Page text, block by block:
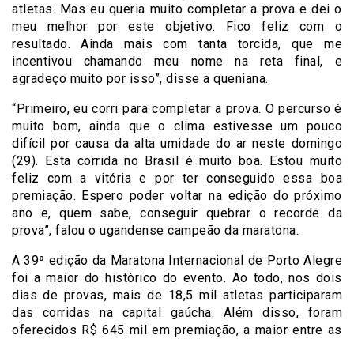
atletas. Mas eu queria muito completar a prova e dei o
meu melhor por este objetivo. Fico feliz com o
resultado. Ainda mais com tanta torcida, que me
incentivou chamando meu nome na reta final, e
agradeço muito por isso”, disse a queniana.
“Primeiro, eu corri para completar a prova. O percurso é
muito bom, ainda que o clima estivesse um pouco
difícil por causa da alta umidade do ar neste domingo
(29). Esta corrida no Brasil é muito boa. Estou muito
feliz com a vitória e por ter conseguido essa boa
premiação. Espero poder voltar na edição do próximo
ano e, quem sabe, conseguir quebrar o recorde da
prova”, falou o ugandense campeão da maratona.
A 39ª edição da Maratona Internacional de Porto Alegre
foi a maior do histórico do evento. Ao todo, nos dois
dias de provas, mais de 18,5 mil atletas participaram
das corridas na capital gaúcha. Além disso, foram
oferecidos R$ 645 mil em premiação, a maior entre as